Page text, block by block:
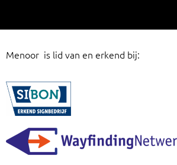
Menoor is lid van en erkend bij: